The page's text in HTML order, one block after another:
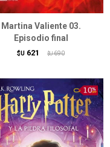
Martina Valiente 03.
Episodio final
$U 621 $U 690